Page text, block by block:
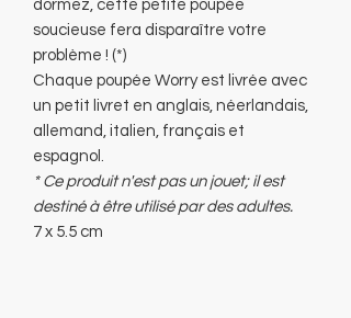
dormez, cette petite poupée
soucieuse fera disparaître votre
problème ! (*)
Chaque poupée Worry est livrée avec
un petit livret en anglais, néerlandais,
allemand, italien, français et
espagnol.
* Ce produit n'est pas un jouet; il est
destiné à être utilisé par des adultes.
7 x 5.5 cm